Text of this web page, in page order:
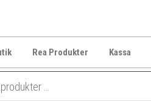
Rea Produkter Kassa